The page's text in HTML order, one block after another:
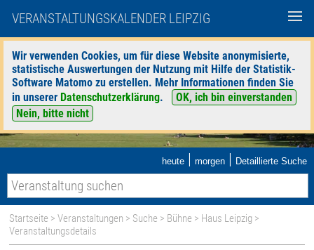
VERANSTALTUNGSKALENDER LEIPZIG
Wir verwenden Cookies, um für diese Website anonymisierte,
statistische Auswertungen der Nutzung mit Hilfe der Statistik-
Software Matomo zu erstellen. Mehr Informationen finden Sie
in unserer Datenschutzerklärung.
OK, ich bin einverstanden
Nein, bitte nicht
heute | morgen | Detaillierte Suche
Startseite >Veranstaltungen > Suche > Bühne > Haus Leipzig >
Veranstaltungsdetails